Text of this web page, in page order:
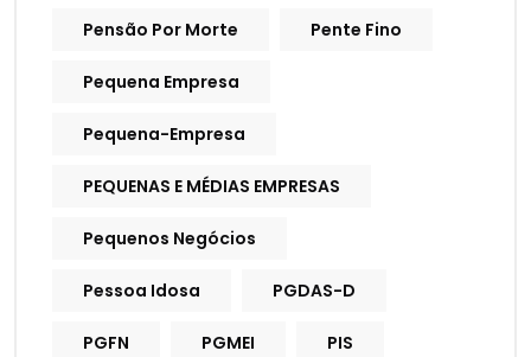
Pensão Por Morte Pente Fino
Pequena Empresa
Pequena-Empresa
PEQUENAS E MÉDIAS EMPRESAS
Pequenos Negócios
Pessoa Idosa PGDAS-D
PGFN PGMEI PIS